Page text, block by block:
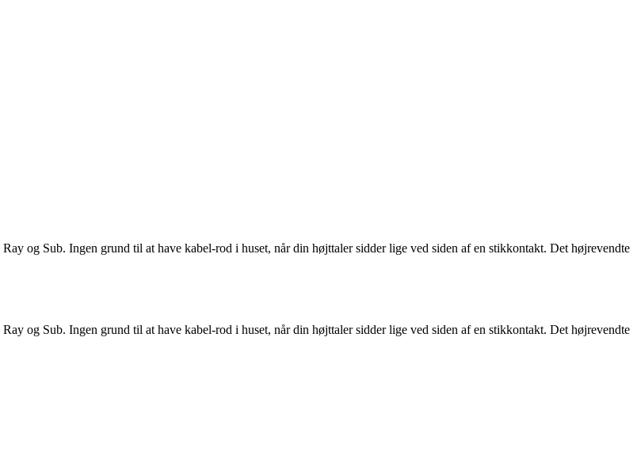
og Sub. Ingen grund til at have kabel-rod i huset, når din højttaler sidder lige ved siden af en stikkontakt. Det højrevendte
og Sub. Ingen grund til at have kabel-rod i huset, når din højttaler sidder lige ved siden af en stikkontakt. Det højrevendte